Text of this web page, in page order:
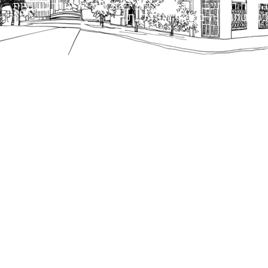
הנוסח המחייב הוא זה הקבוע בהוראות הדין הרלוונטיות
כפי שתהיינה בתוקף מעת לעת.